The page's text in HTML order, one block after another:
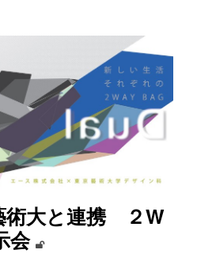
大と連携 ２W
会